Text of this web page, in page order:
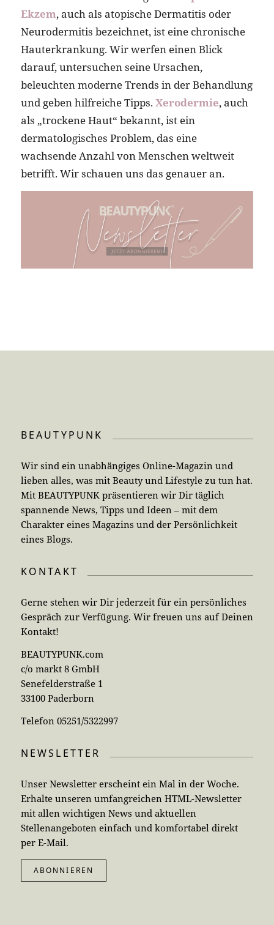
Ekzem, auch als atopische Dermatitis oder
Neurodermitis bezeichnet, ist eine chronische
Hauterkrankung. Wir werfen einen Blick
darauf, untersuchen seine Ursachen,
beleuchten moderne Trends in der Behandlung
und geben hilfreiche Tipps. Xerodermie, auch
als „trockene Haut“ bekannt, ist ein
dermatologisches Problem, das eine
wachsende Anzahl von Menschen weltweit
betrifft. Wir schauen uns das genauer an.
BEAUTYPUNK
Wir sind ein unabhängiges Online-Magazin und
lieben alles, was mit Beauty und Lifestyle zu tun hat.
Mit BEAUTYPUNK präsentieren wir Dir täglich
spannende News, Tipps und Ideen – mit dem
Charakter eines Magazins und der Persönlichkeit
eines Blogs.
KONTAKT
Gerne stehen wir Dir jederzeit für ein persönliches
Gespräch zur Verfügung. Wir freuen uns auf Deinen
Kontakt!
BEAUTYPUNK.com
c/o markt 8 GmbH
Senefelderstraße 1
33100 Paderborn
Telefon 05251/5322997
NEWSLETTER
Unser Newsletter erscheint ein Mal in der Woche.
Erhalte unseren umfangreichen HTML-Newsletter
mit allen wichtigen News und aktuellen
Stellenangeboten einfach und komfortabel direkt
per E-Mail.
ABONNIEREN